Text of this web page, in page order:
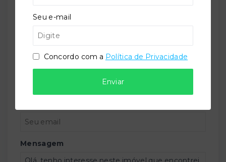
contato@imobiliariatorquato.com.br
Mensagem
Seu e-mail
Concordo com a Política de Privacidade
Enviar